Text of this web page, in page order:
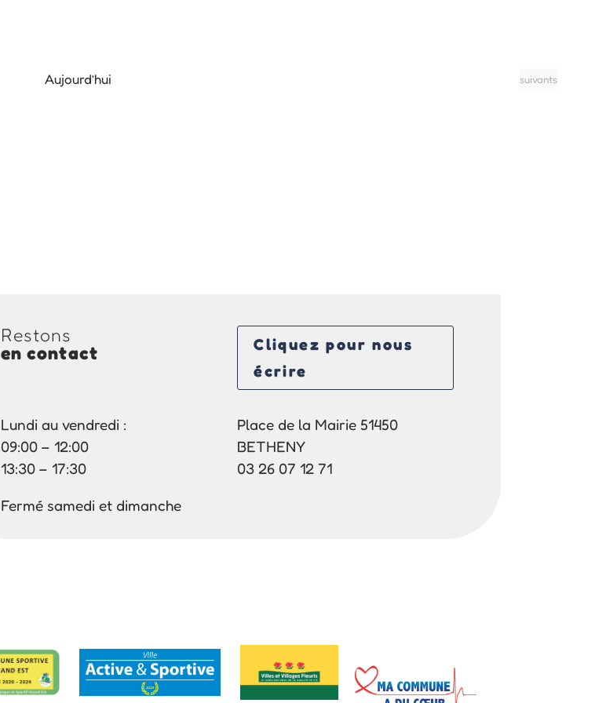
Aujourd’hui Évènements
suivants
Restons
en contact
Cliquez pour nous
écrire
Lundi au vendredi :
09:00 – 12:00
13:30 – 17:30
Fermé samedi et dimanche
Place de la Mairie 51450
BETHENY
03 26 07 12 71